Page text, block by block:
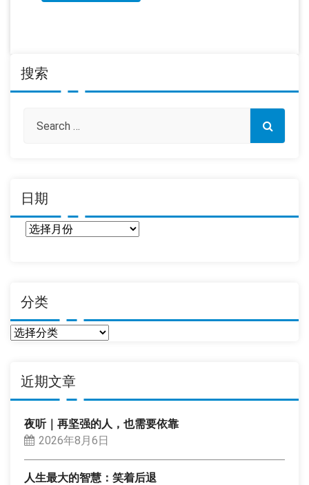
搜索
日期
分类
分
近期文章
夜听｜再坚强的人，也需要依靠
2026年8月6日
人生最大的智慧：笑着后退